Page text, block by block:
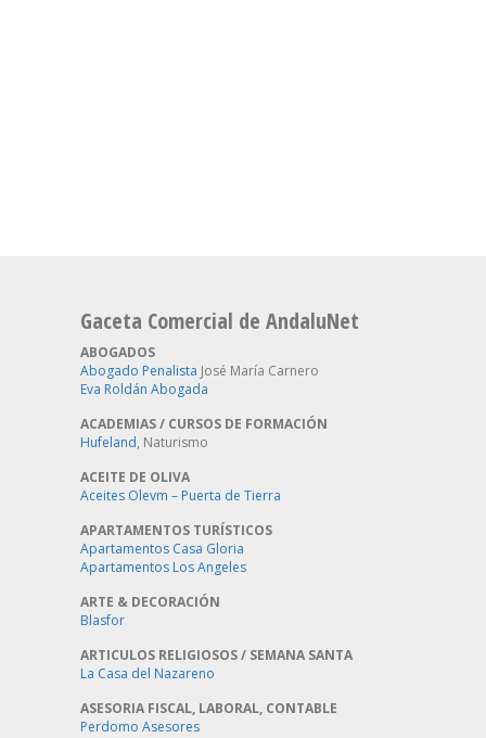
Gaceta Comercial de AndaluNet
ABOGADOS
Abogado Penalista José María Carnero
Eva Roldán Abogada
ACADEMIAS / CURSOS DE FORMACIÓN
Hufeland, Naturismo
ACEITE DE OLIVA
Aceites Olevm – Puerta de Tierra
APARTAMENTOS TURÍSTICOS
Apartamentos Casa Gloria
Apartamentos Los Angeles
ARTE & DECORACIÓN
Blasfor
ARTICULOS RELIGIOSOS / SEMANA SANTA
La Casa del Nazareno
ASESORIA FISCAL, LABORAL, CONTABLE
Perdomo Asesores